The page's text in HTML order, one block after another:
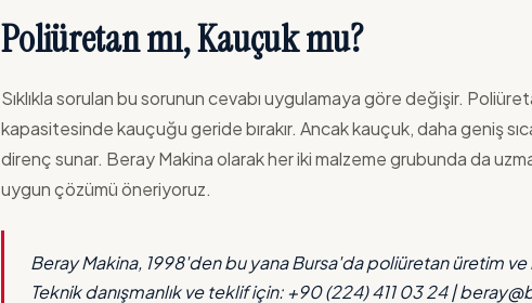
Poliüretan mı, Kauçuk mu?
Sıklıkla sorulan bu sorunun cevabı uygulamaya göre değişir.
kapasitesinde kauçuğu geride bırakır. Ancak kauçuk, daha geniş
direnç sunar. Beray Makina olarak her iki malzeme grubunda da
uygun çözümü öneriyoruz.
Beray Makina, 1998'den bu yana Bursa'da poliüretan üretim
Teknik danışmanlık ve teklif için: +90 (224) 411 03 24 |